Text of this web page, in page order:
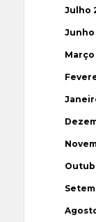
Julho
Junho
Março